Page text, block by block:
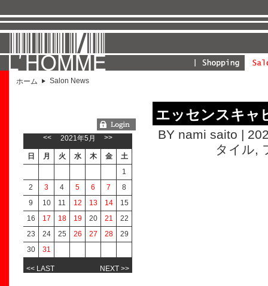
ホーム Salon News
エッセンスキャ
BY nami saito |
タイル,
<<
2021年5月 >>
日 月 火 水 木 金
土
1
2
3 4 5 6 7
8
9
10 11 12 13 14
15
16
17 18 19 20 21
22
23
24 25 26 27 28
29
30
31
<< LAST NEXT >>